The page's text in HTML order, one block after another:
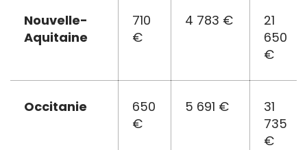
Nouvelle-
Aquitaine
710
€
4 783 €
21
650
€
Occitanie
650
€
5 691 €
31
735
€